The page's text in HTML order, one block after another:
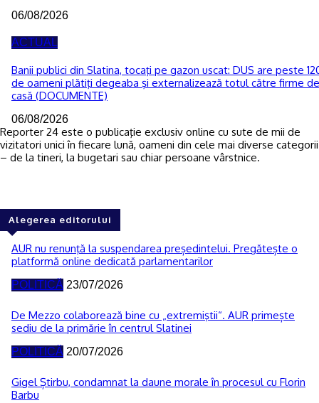
06/08/2026
ACTUAL
Banii publici din Slatina, tocaţi pe gazon uscat: DUS are peste
de oameni plătiţi degeaba şi externalizează totul către firme de
casă (DOCUMENTE)
06/08/2026
Reporter 24 este o publicaţie exclusiv online cu sute de mii de
vizitatori unici în fiecare lună, oameni din cele mai diverse categorii
– de la tineri, la bugetari sau chiar persoane vârstnice.
Alegerea editorului
AUR nu renunţă la suspendarea președintelui. Pregătește o
platformă online dedicată parlamentarilor
POLITICĂ 23/07/2026
De Mezzo colaborează bine cu „extremiştii“. AUR primește
sediu de la primărie în centrul Slatinei
POLITICĂ 20/07/2026
Gigel Știrbu, condamnat la daune morale în procesul cu Florin
Barbu